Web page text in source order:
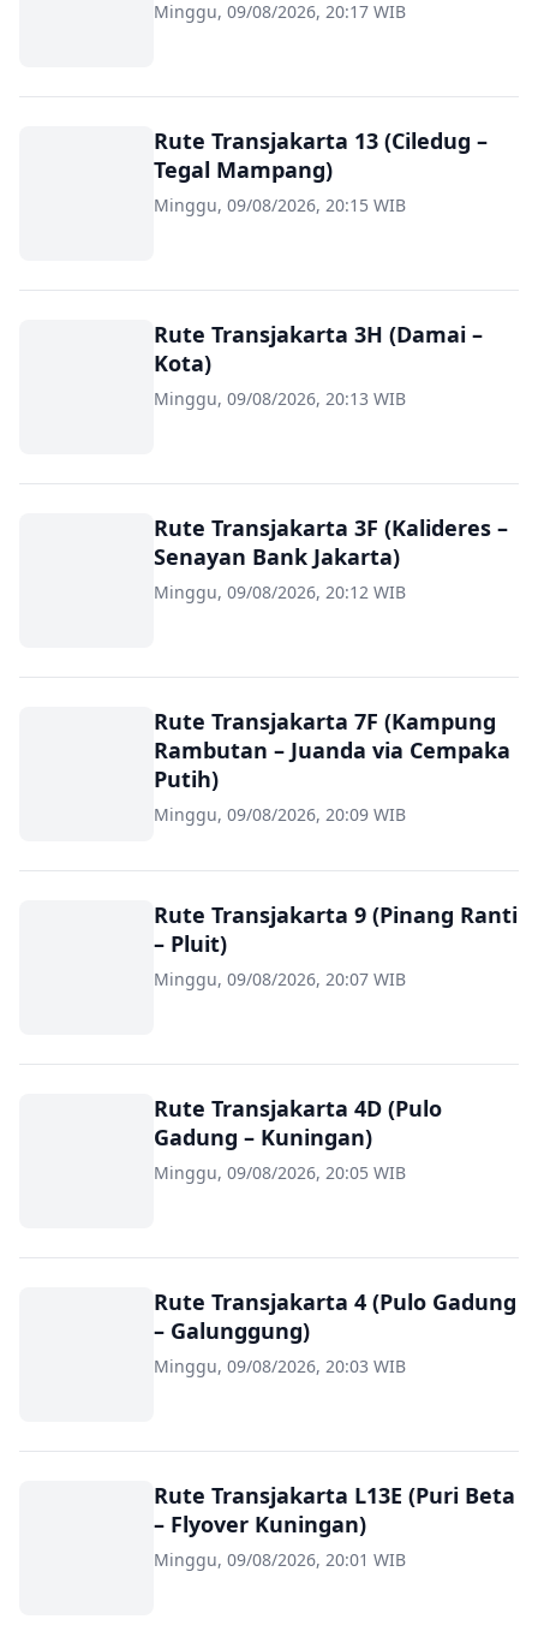
Minggu, 09/08/2026, 20:17 WIB
Rute Transjakarta 13 (Ciledug –
Tegal Mampang)
Minggu, 09/08/2026, 20:15 WIB
Rute Transjakarta 3H (Damai –
Kota)
Minggu, 09/08/2026, 20:13 WIB
Rute Transjakarta 3F (Kalideres –
Senayan Bank Jakarta)
Minggu, 09/08/2026, 20:12 WIB
Rute Transjakarta 7F (Kampung
Rambutan – Juanda via Cempaka
Putih)
Minggu, 09/08/2026, 20:09 WIB
Rute Transjakarta 9 (Pinang Ranti
– Pluit)
Minggu, 09/08/2026, 20:07 WIB
Rute Transjakarta 4D (Pulo
Gadung – Kuningan)
Minggu, 09/08/2026, 20:05 WIB
Rute Transjakarta 4 (Pulo Gadung
– Galunggung)
Minggu, 09/08/2026, 20:03 WIB
Rute Transjakarta L13E (Puri Beta
– Flyover Kuningan)
Minggu, 09/08/2026, 20:01 WIB